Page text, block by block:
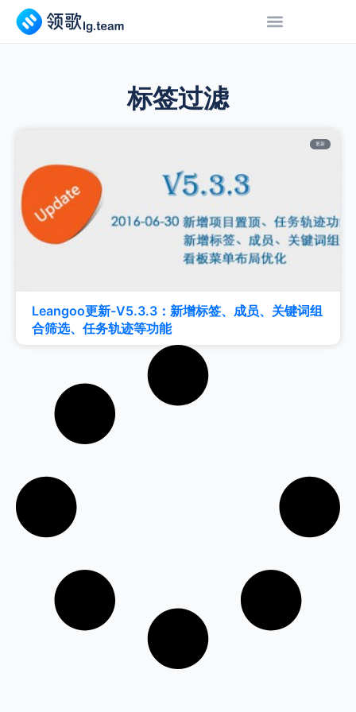
标签过滤
更新
Leangoo更新-V5.3.3：新增标签、成员、关键词组
合筛选、任务轨迹等功能